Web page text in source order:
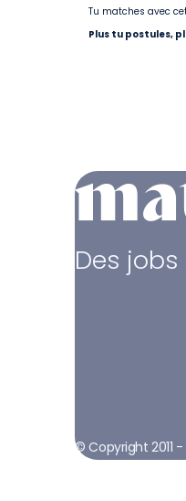
Tu matches avec
Plus tu postules,
Des
© Copyright 2011